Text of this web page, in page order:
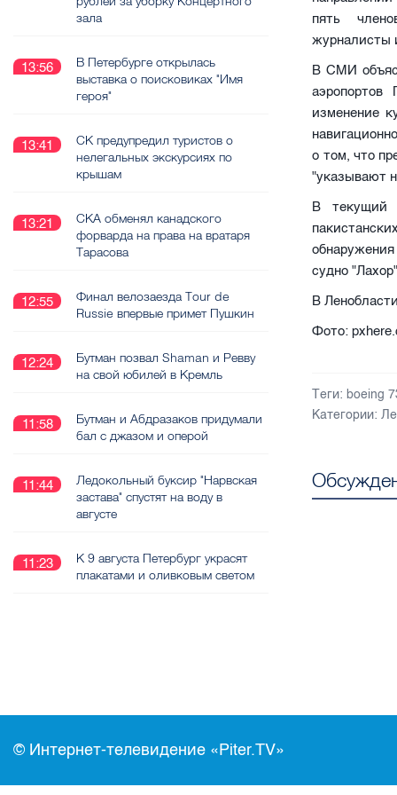
пять
журналисты
В СМИ
изменение
о том, что
"указывают
В текущий
судно
В
Фото:
Теги: boeing
Категории:
зала
13:56
В Петербурге открылась
выставка о поисковиках "Имя
героя"
13:41
СК предупредил туристов о
нелегальных экскурсиях по
крышам
13:21
СКА обменял канадского
форварда на права на вратаря
Тарасова
12:55
Финал велозаезда Tour de
Russie впервые примет Пушкин
12:24
Бутман позвал Shaman и Ревву
на свой юбилей в Кремль
11:58
Бутман и Абдразаков придумали
бал с джазом и оперой
11:44
Ледокольный буксир "Нарвская
застава" спустят на воду в
августе
11:23
К 9 августа Петербург украсят
плакатами и оливковым светом
© Интернет-телевидение «Piter.TV»